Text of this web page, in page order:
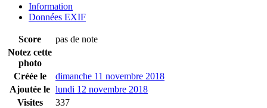
Information
Données EXIF
Score
pas de note
Notez cette
photo
Créée le
dimanche 11 novembre 2018
Ajoutée le lundi 12 novembre 2018
Visites
337